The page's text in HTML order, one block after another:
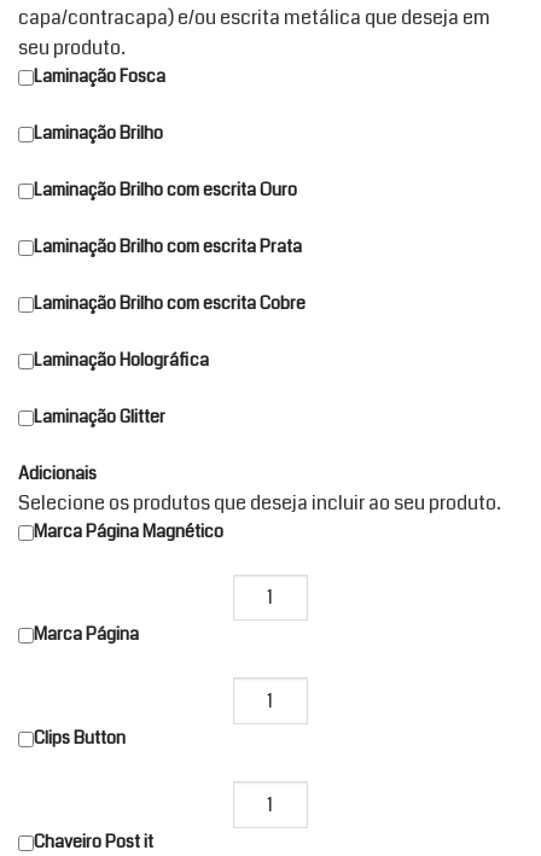
capa/contracapa) e/ou escrita metálica que deseja em
seu produto.
Laminação Fosca
Laminação Brilho
Laminação Brilho com escrita Ouro
Laminação Brilho com escrita Prata
Laminação Brilho com escrita Cobre
Laminação Holográfica
Laminação Glitter
Adicionais
Selecione os produtos que deseja incluir ao seu produto.
Marca Página Magnético
Marca Página
Clips Button
Chaveiro Post it